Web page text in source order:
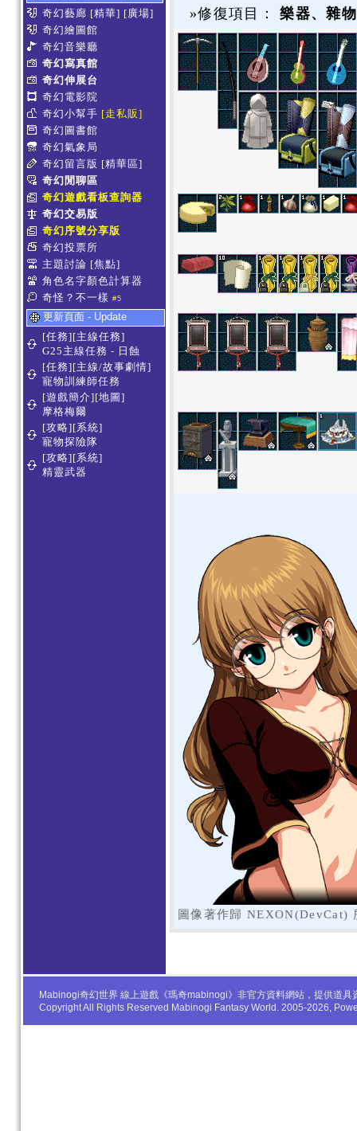
奇幻藝廊 [精華] [廣場]
奇幻繪圖館
奇幻音樂廳
奇幻寫真館
奇幻伸展台
奇幻電影院
奇幻小幫手 [走私販]
奇幻圖書館
奇幻氣象局
奇幻留言版 [精華區]
奇幻閒聊區
奇幻遊戲看板查詢器
奇幻交易版
奇幻序號分享版
奇幻投票所
主題討論 [焦點]
角色名字顏色計算器
奇怪？不一樣 #5
更新頁面 - Update
[任務][主線任務]
G25主線任務 - 日蝕
[任務][主線/故事劇情]
寵物訓練師任務
[遊戲簡介][地圖]
摩格梅爾
[攻略][系統]
寵物探險隊
[攻略][系統]
精靈武器
»修復項目：樂器、雜物
圖像著作歸 NEXON(DevCat)
Mabinogi奇幻世界 線上遊戲《瑪奇mabinogi》非官方資料網站，提供道
Copyright All Rights Reserved Mabinogi Fantasy World. 2005-2026,